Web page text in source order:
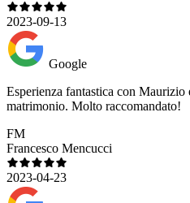
2023-09-13
Google
Esperienza fantastica con
matrimonio. Molto raccomandato!
FM
Francesco Mencucci
2023-04-23